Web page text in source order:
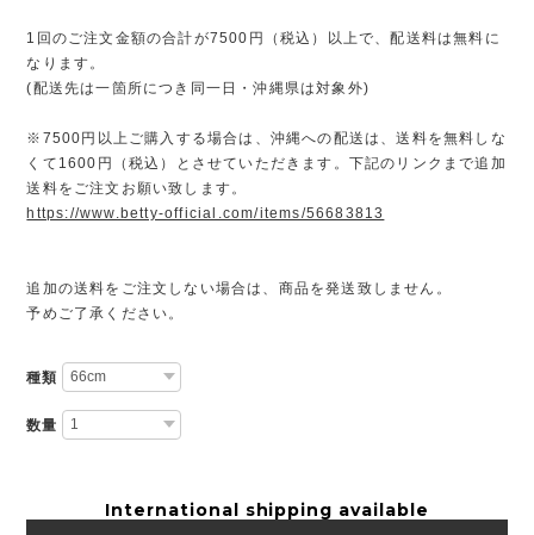
1回のご注文金額の合計が7500円（税込）以上で、配送料は無料に
なります。
(配送先は一箇所につき同一日・沖縄県は対象外)
※7500円以上ご購入する場合は、沖縄への配送は、送料を無料しな
くて1600円（税込）とさせていただきます。下記のリンクまで追加
送料をご注文お願い致します。
https://www.betty-official.com/items/56683813
追加の送料をご注文しない場合は、商品を発送致しません。
予めご了承ください。
種類
数量
International shipping available